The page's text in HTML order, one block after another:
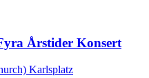
Årstider Konsert
Karlsplatz